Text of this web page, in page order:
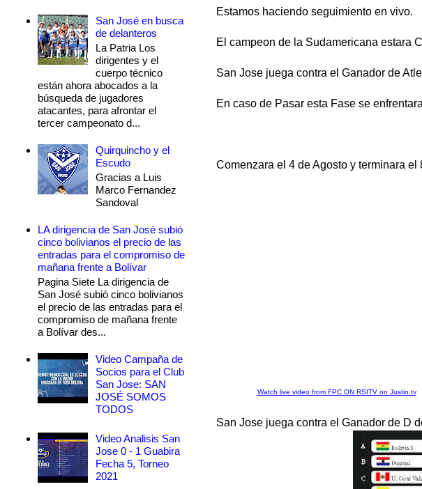
Estamos haciendo seguimiento en vivo.
El campeon de la Sudamericana estara
San Jose juega contra el Ganador de
En caso de Pasar esta Fase se
Comenzara el 4 de Agosto y terminara el
Watch live video from FPC ON RSITV on Justin.tv
San Jose juega contra el Ganador de D
San José en busca
de delanteros
La Patria Los
dirigentes y el
cuerpo técnico
están ahora abocados a la
búsqueda de jugadores
atacantes, para afrontar el
tercer campeonato d...
Quirquincho y el
Escudo
Gracias a Luis
Marco Fernandez
Sandoval
LA dirigencia de San José subió
cinco bolivianos el precio de las
entradas para el compromiso de
mañana frente a Bolívar
Pagina Siete La dirigencia de
San José subió cinco bolivianos
el precio de las entradas para el
compromiso de mañana frente
a Bolívar des...
Video Campaña de
Socios para el Club
San Jose: SAN
JOSÉ SOMOS
TODOS
Video Analisis San
Jose 0 - 1 Guabira
Fecha 5, Torneo
2021